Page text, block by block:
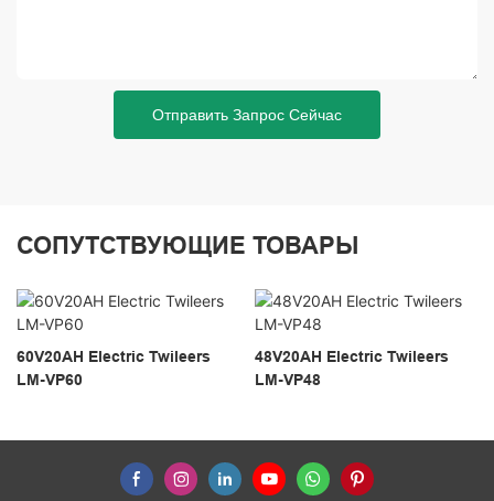
Отправить Запрос Сейчас
СОПУТСТВУЮЩИЕ ТОВАРЫ
60V20AH Electric Twileers
LM-VP60
48V20AH Electric Twileers
LM-VP48